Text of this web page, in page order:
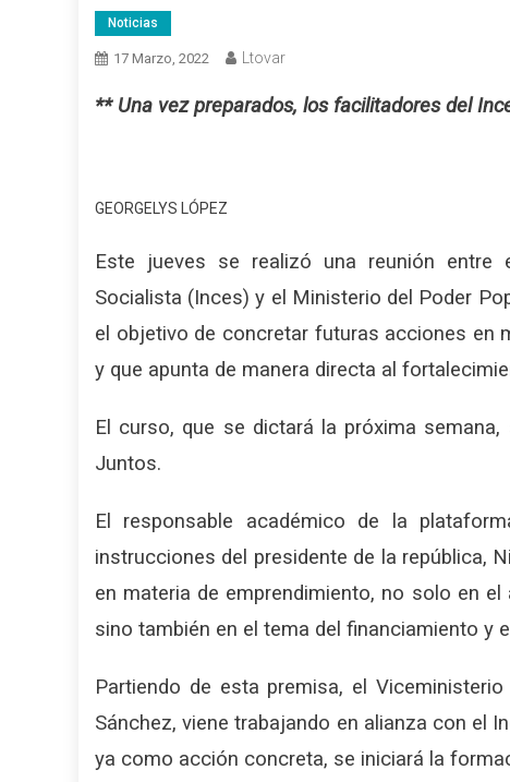
Noticias
17 Marzo, 2022 Ltovar
** Una vez preparados, los facilitadores del
GEORGELYS LÓPEZ
Este jueves se realizó una reunión entre
Socialista (Inces) y el Ministerio del Poder
el objetivo de concretar futuras acciones en
y que apunta de manera directa al
El curso, que se dictará la próxima
Juntos.
El responsable académico de la
instrucciones del presidente de la república,
en materia de emprendimiento, no solo en
sino también en el tema del financiamiento y
Partiendo de esta premisa, el
Sánchez, viene trabajando en alianza con el
ya como acción concreta, se iniciará la